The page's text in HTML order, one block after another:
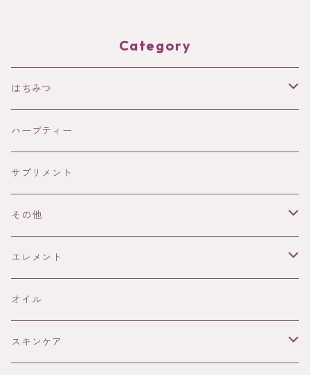
Category
はちみつ
HOLISTETIQUE
HONEY IN THE GARDEN
ANAYA
13Honey
ELIXIR
THE AUTHENTIC HONEY
ハーブティー
サプリメント
その他
書籍
雑貨
メープルシロップ
エレメント
火
土
オイル
スキンケア